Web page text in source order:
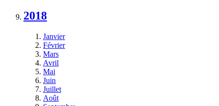
2018
Janvier
Février
Mars
Avril
Mai
Juin
Juillet
Août